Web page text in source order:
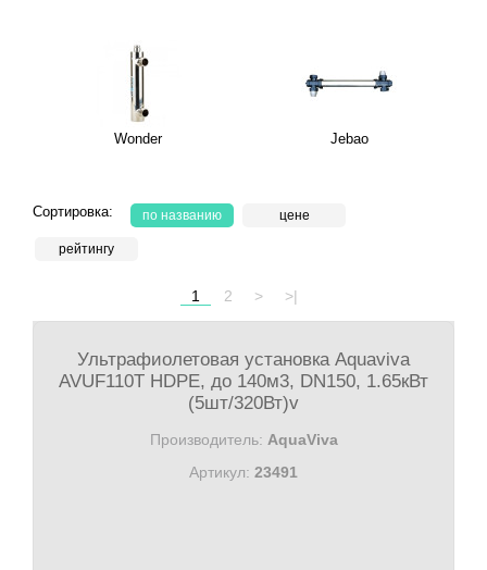
Wonder Jebao
Сортировка: по названию цене
рейтингу
1 2 > >|
Ультрафиолетовая установка Aquaviva
AVUF110T HDPE, до 140м3, DN150, 1.65кВт
(5шт/320Вт)v
Производитель: AquaViva
Артикул: 23491